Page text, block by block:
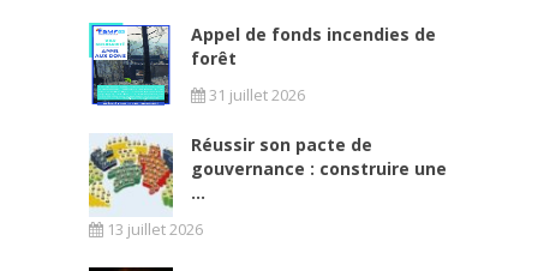
Appel de fonds incendies de
forêt
31 juillet 2026
Réussir son pacte de
gouvernance : construire une
...
13 juillet 2026